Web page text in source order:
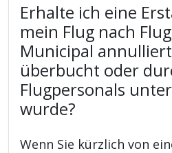
Erhalte ich eine
mein Flug nach
Municipal
überbucht oder
Flugpersonals
wurde?
Wenn Sie kürzlich von